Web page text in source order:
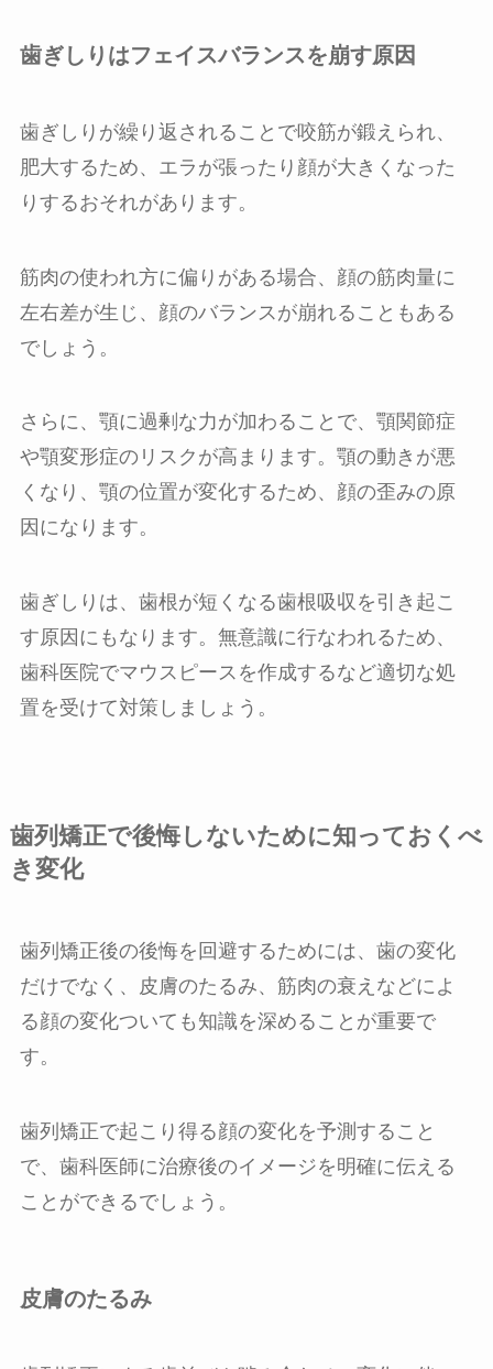
歯ぎしりはフェイスバランスを崩す原因
歯ぎしりが繰り返されることで咬筋が鍛えられ、
肥大するため、エラが張ったり顔が大きくなった
りするおそれがあります。
筋肉の使われ方に偏りがある場合、顔の筋肉量に
左右差が生じ、顔のバランスが崩れることもある
でしょう。
さらに、顎に過剰な力が加わることで、顎関節症
や顎変形症のリスクが高まります。顎の動きが悪
くなり、顎の位置が変化するため、顔の歪みの原
因になります。
歯ぎしりは、歯根が短くなる歯根吸収を引き起こ
す原因にもなります。無意識に行なわれるため、
歯科医院でマウスピースを作成するなど適切な処
置を受けて対策しましょう。
歯列矯正で後悔しないために知っておくべ
き変化
歯列矯正後の後悔を回避するためには、歯の変化
だけでなく、皮膚のたるみ、筋肉の衰えなどによ
る顔の変化ついても知識を深めることが重要で
す。
歯列矯正で起こり得る顔の変化を予測すること
で、歯科医師に治療後のイメージを明確に伝える
ことができるでしょう。
皮膚のたるみ